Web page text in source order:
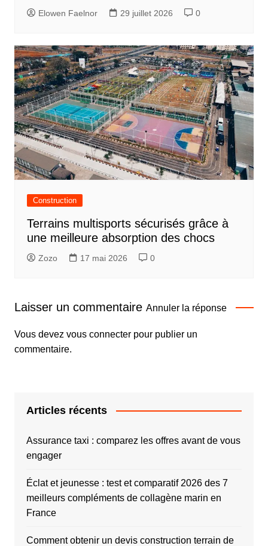
Elowen Faelnor 29 juillet 2026 0
Construction
Terrains multisports sécurisés grâce à
une meilleure absorption des chocs
Zozo 17 mai 2026 0
Laisser un commentaire Annuler la réponse
Vous devez vous connecterpour publier un
commentaire.
Articles récents
Assurance taxi : comparez les offres avant de vous
engager
Éclat et jeunesse : test et comparatif 2026 des 7
meilleurs compléments de collagène marin en
France
Comment obtenir un devis construction terrain de